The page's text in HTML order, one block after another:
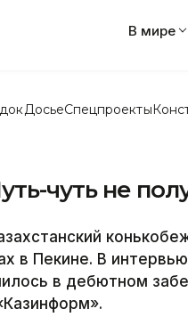
В мире
ДосьеСпецпроекты
чуть не
в Пекине. В
в дебютном